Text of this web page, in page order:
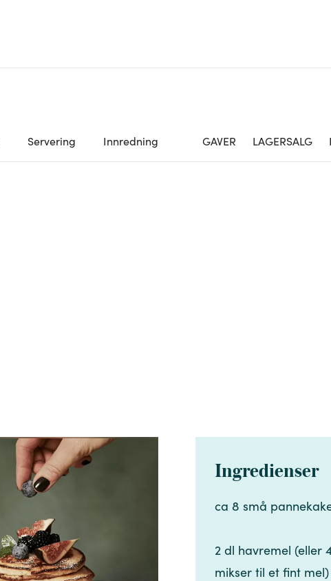
Servering Innredning GAVER LAGERSALG
Ingredienser
ca 8 små pannekaker​​​​‌
2 dl havremel (eller
mikser til et fint mel)​​​​‌ ‍ ​‍​‍‌‍ ‌ ​‍‌‍‍‌‌‍‌ ‌‍‍‌‌‍ ‍​‍​‍​ ‍‍​‍​‍‌ ​ ‌‍​‌‌‍ ‍‌‍‍‌‌ ‌​‌ ‍‌​‍ ‍‌‍‍‌‌‍ ​‍​‍​‍ ​​‍​‍‌‍‍​‌ ​‍‌‍‌‌‌‍‌‍​‍​‍​ ‍‍​‍​‍‌‍‍​‌ ‌​‌ ‌​‌ ​​‌ ​ ​ ‍‍​‍ ​‍ ‌‍​ ‌‍ ‌‌ ​ ​‍ ‍‌‍​ ‌‍‌‌‌ ​‍‌ ‌‍‌‍‌‌‌ ​‍‌‍​‌​‍ ‍‌ ​ ‌‍‌‌​‍ ‌ ​​‌ ​‍‌‍ ‌‍‌​‌ ‌‌‌‍​ ‌ ‌​‌‍‍‌‌‍ ‌‍ ‍​‍ ‌‍‍‌‌‍ ‍‌ ‌​‌‍‌‌‌‍ ‍‌ ‌​​‍ ‌‍‌‌‌‍‌​‌‍‍‌‌ ‌​​‍ ‌‍ ‌‌‍ ‌‍‌​‌‍‌‌​ ‌‌ ​​‌ ​‍‌‍‌‌‌ ​ ‌‍‌‌‌‍ ‍‌ ‌​‌‍​‌‌ ‌​‌‍‍‌‌‍ ‌‍ ‍​ ‍ ‌‍‍‌‌‍‌​​ ‌‌‍‍‌​ ​‌​ ‍​‌‍ ‍​‍ ‍​ ‍​​ ‌ ‌‍​‍​ ‌‍​ ‌‍​ ​‍‌‍​‍​ ‍‌​‍ ‌‌‍‌‍‌‍​‌​ ‌​​ ‌ ​‍ ‌​ ‌​​ ‌​‌‍​‍​ ​‌​‍ ‌​ ‍​‌‍​‍‌‍‌‍​ ​‍​‍ ‌​ ​​‌‍​ ​ ‌‍‌‍‌‍​ ‌‌‌‍​‌‌‍​ ‌‍‌​‌‍‌​​ ‍​‌‍‌‍​ ​ ​‍ ‍‌‍ ‍‌‍ ​ ‍ ‌ ‌​‌ ‍‌‌ ​​‌‍‌‌​ ‌‌ ​​‌‍​‌‌‍‌ ‌‍‌‌​ ‍ ‌ ​​‌‍​‌‌ ‌​‌‍‍​​ ‌‌‍​‍‌‍ ​‌‍ ‌‍​ ‌‍‍ ‌ ​ ​‍‌‌​ ‌‌‌​​‍‌‌ ‌‍‍ ‌‍‌‌‌ ‍‌​‍‌‌​ ​ ‌​‌​​‍‌‌​ ​ ‌​‌​​‍‌‌​ ​‍​ ​‍‌‍‌‌​ ‍‌​ ‌ ​ ​‌‌‍‌​​ ​‍​ ​‍​ ‌ ‌‍‌‌‌‍‌​‌‍‌​​ ​​​‍‌‌​ ​‍​ ​‍​‍‌‌​ ‌‌‌​‌​​‍ ‍‌‍​ ‌‍ ‌‍ ​‌ ‌‌‌‍ ‌‌‍ ‍‌ ​ ​‍‌‌​ ‌‌‌​​‍‌‌ ‌‍‍ ‌‍‌‌‌ ‍‌​‍‌‌​ ​ ‌​‌​​‍‌‌​ ​ ‌​‌​​‍‌‌​ ​‍​ ​‍​ ‌ ‌‍‌‌‌‍​‍‌‍​‌​ ‍​​ ‍‌​ ​‌​ ‌​‌‍​‌‌‍‌​​ ‍​​ ‌‌​‍‌‌​ ​‍​ ​‍​‍‌‌​ ‌‌‌​‌​​‍ ‍‌‍‍‌‌ ‌​‌‍‌‌‌‍ ‌‌ ​ ​‍‌‌​ ‌‌‌​​‍​ ​‍​‍‌‌​ ‌‌‌​‌​​ ‌‍​‍‌‍​‌‌ ​ ‌‍‌‌‌‌‌‌‌ ​‍‌‍ ​​ ‌‌‍‍​‌ ‌​‌ ‌​‌ ​​‌ ​ ​‍‌‌​ ​ ‌​​‌​‍‌‌​ ​‍‌​‌‍​‍‌‌​ ​‍‌​‌‍‌‍​ ‌‍ ‌‌ ​ ​‍ ‍‌‍​ ‌‍‌‌‌ ​‍‌ ‌‍‌‍‌‌‌ ​‍‌‍​‌​‍ ‍‌ ​ ‌‍‌‌​‍‌‍‌‍‍‌‌‍‌​​ ‌‌‍‍‌​ ​‌​ ‍​‌‍ ‍​‍ ‍​ ‍​​ ‌ ‌‍​‍​ ‌‍​ ‌‍​ ​‍‌‍​‍​ ‍‌​‍ ‌‌‍‌‍‌‍​‌​ ‌​​ ‌ ​‍ ‌​ ‌​​ ‌​‌‍​‍​ ​‌​‍ ‌​ ‍​‌‍​‍‌‍‌‍​ ​‍​‍ ‌​ ​​‌‍​ ​ ‌‍‌‍‌‍​ ‌‌‌‍​‌‌‍​ ‌‍‌​‌‍‌​​ ‍​‌‍‌‍​ ​ ​‍ ‍‌‍ ‍‌‍ ​‍‌‍‌ ‌​‌ ‍‌‌ ​​‌‍‌‌​ ‌‌ ​​‌‍​‌‌‍‌ ‌‍‌‌​‍‌‍‌ ​​‌‍​‌‌ ‌​‌‍‍​​ ‌‌‍​‍‌‍ ​‌‍ ‌‍​ ‌‍‍ ‌ ​ ​‍‌‌​ ‌‌‌​​‍‌‌ ‌‍‍ ‌‍‌‌‌ ‍‌​‍‌‌​ ​ ‌​‌​​‍‌‌​ ​ ‌​‌​​‍‌‌​ ​‍​ ​‍‌‍‌‌​ ‍‌​ ‌ ​ ​‌‌‍‌​​ ​‍​ ​‍​ ‌ ‌‍‌‌‌‍‌​‌‍‌​​ ​​​‍‌‌​ ​‍​ ​‍​‍‌‌​ ‌‌‌​‌​​‍ ‍‌‍​ ‌‍ ‌‍ ​‌ ‌‌‌‍ ‌‌‍ ‍‌ ​ ​‍‌‌​ ‌‌‌​​‍‌‌ ‌‍‍ ‌‍‌‌‌ ‍‌​‍‌‌​ ​ ‌​‌​​‍‌‌​ ​ ‌​‌​​‍‌‌​ ​‍​ ​‍​ ‌ ‌‍‌‌‌‍​‍‌‍​‌​ ‍​​ ‍‌​ ​‌​ ‌​‌‍​‌‌‍‌​​ ‍​​ ‌‌​‍‌‌​ ​‍​ ​‍​‍‌‌​ ‌‌‌​‌​​‍ ‍‌‍‍‌‌ ‌​‌‍‌‌‌‍ ‌‌ ​ ​‍‌‌​ ‌‌‌​​‍​ ​‍​‍‌‌​ ‌‌‌​‌​​‍‌‍‌ ‌ ‌‍ ‌ ​‍‌‍‍ ‌ ​ ‌ ​​‌‍​‌‌‍​ ‌‍‌‌​ ‌‌ ​​‌ ​‍‌‍ ‌‍‌​‌ ‌‌‌‍​ ‌ ‌​‌‍‍‌‌‍ ‌‍ ‍​‍‌‍‌ ​​‌‍‌‌‌ ​‍‌ ​ ‌ ​​‌‍‌‌‌‍​ ‌ ‌​‌‍‍‌‌ ‌‍‌‍‌‌​ ‌‌ ​​‌ ‌‌‌‍​‍‌‍ ​‌‍‍‌‌ ​ ‌‍‍​‌‍‌‌‌‍‌​​‍​‍‌ ‌